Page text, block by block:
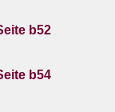
b52
b54